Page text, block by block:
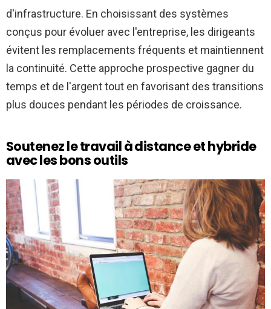
d'infrastructure. En choisissant des systèmes
conçus pour évoluer avec l'entreprise, les dirigeants
évitent les remplacements fréquents et maintiennent
la continuité. Cette approche prospective gagner du
temps et de l'argenttout en favorisant des transitions
plus douces pendant les périodes de croissance.
Soutenez le travail à distance et hybride
avec les bons outils